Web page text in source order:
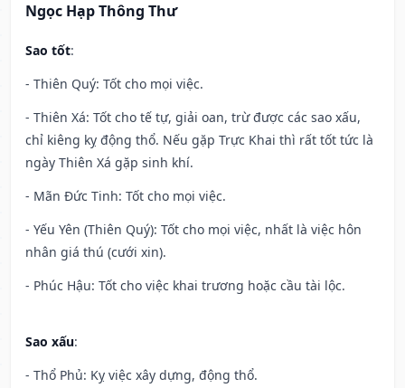
Ngọc Hạp Thông Thư
Sao tốt:
- Thiên Quý: Tốt cho mọi việc.
- Thiên Xá: Tốt cho tế tự, giải oan, trừ được các sao xấu,
chỉ kiêng kỵ động thổ. Nếu gặp Trực Khai thì rất tốt tức là
ngày Thiên Xá gặp sinh khí.
- Mãn Đức Tinh: Tốt cho mọi việc.
- Yếu Yên (Thiên Quý): Tốt cho mọi việc, nhất là việc hôn
nhân giá thú (cưới xin).
- Phúc Hậu: Tốt cho việc khai trương hoặc cầu tài lộc.
Sao xấu:
- Thổ Phủ: Kỵ việc xây dựng, động thổ.